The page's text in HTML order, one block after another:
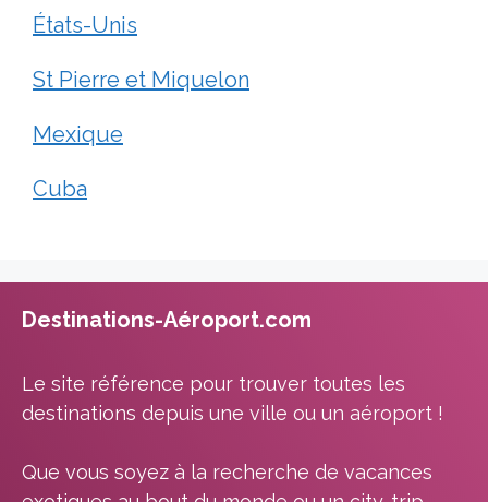
États-Unis
St Pierre et Miquelon
Mexique
Cuba
Destinations-Aéroport.com
Le site référence pour trouver toutes les
destinations depuis une ville ou un aéroport !
Que vous soyez à la recherche de vacances